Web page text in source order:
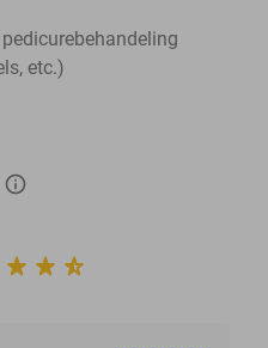
etc.)
info_outlined